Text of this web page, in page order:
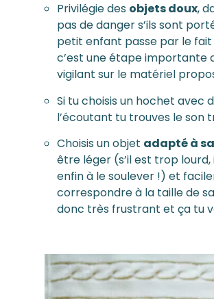
Privilégie des objets doux,
pas de danger s’ils sont
petit enfant passe par le fait
c’est une étape importante
vigilant sur le matériel
Si tu choisis un hochet avec
l’écoutant tu trouves le son
Choisis un objet adapté à
être léger (s’il est trop
enfin à le soulever !) et
correspondre à la taille de
donc très frustrant et ça tu